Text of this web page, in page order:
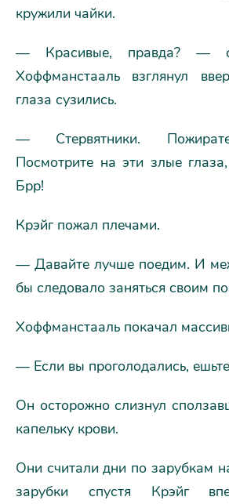
кружили чайки.
— Красивые, правда? —
Хоффманстааль взглянул
глаза сузились.
— Стервятники.
Посмотрите на эти злые
Брр!
Крэйг пожал плечами.
— Давайте лучше поедим. И
бы следовало заняться своим
Хоффманстааль покачал
— Если вы проголодались,
Он осторожно слизнул
капельку крови.
Они считали дни по зарубкам
зарубки спустя Крэйг